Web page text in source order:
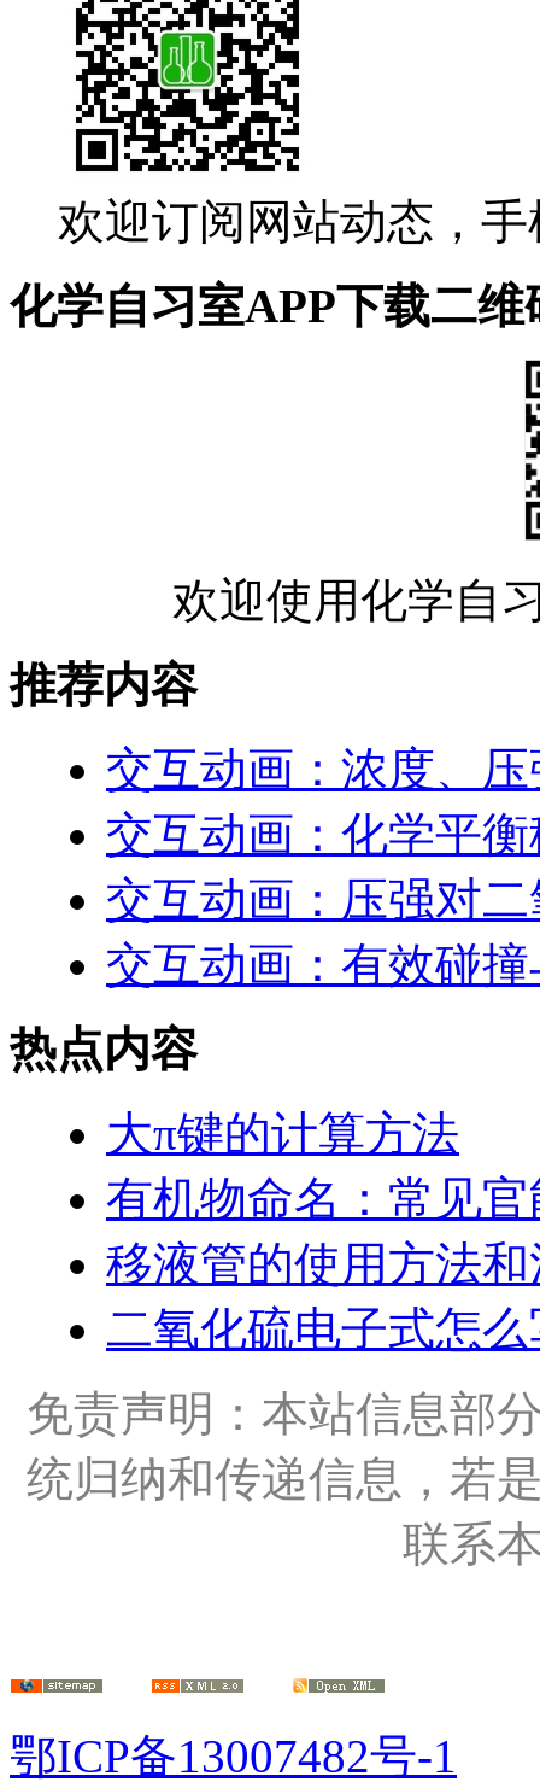
欢迎订阅网站动态，
化学自习室APP下载二维
欢迎使用化学自
推荐内容
交互动画：浓度、
交互动画：化学平
交互动画：压强对
交互动画：有效碰
热点内容
大π键的计算方法
有机物命名：常见
移液管的使用方法
二氧化硫电子式怎
免责声明：本站信息部
统归纳和传递信息，若
联系
鄂ICP备13007482号-1